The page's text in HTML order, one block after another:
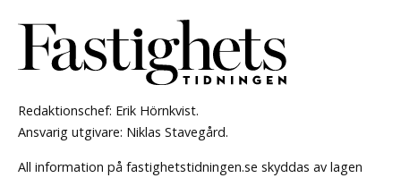
Redaktionschef: Erik Hörnkvist.
Ansvarig utgivare: Niklas Stavegård.
All information på fastighetstidningen.se skyddas av lagen